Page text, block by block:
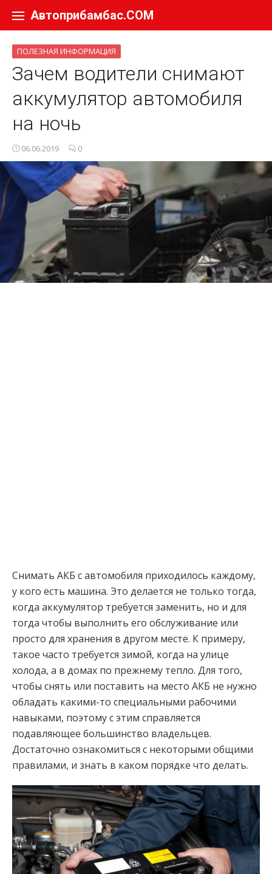
Автоприбамбас.COM
ПОЛЕЗНАЯ ИНФОРМАЦИЯ
Зачем водители снимают
аккумулятор автомобиля
на ночь
06.06.2019 0
Снимать АКБ с автомобиля приходилось каждому,
у кого есть машина. Это делается не только тогда,
когда аккумулятор требуется заменить, но и для
тогда чтобы выполнить его обслуживание или
просто для хранения в другом месте. К примеру,
такое часто требуется зимой, когда на улице
холода, а в домах по прежнему тепло. Для того,
чтобы снять или поставить на место АКБ не нужно
обладать какими-то специальными рабочими
навыками, поэтому с этим справляется
подавляющее большинство владельцев.
Достаточно ознакомиться с некоторыми общими
правилами, и знать в каком порядке что делать.